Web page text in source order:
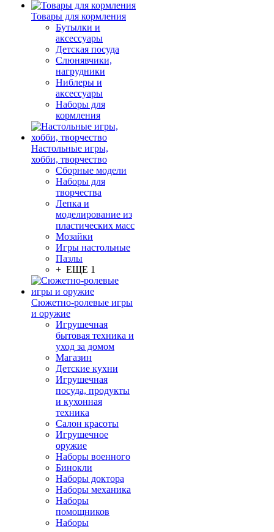
Товары для кормления
Бутылки и
аксессуары
Детская посуда
Слюнявчики,
нагрудники
Ниблеры и
аксессуары
Наборы для
кормления
Настольные игры,
хобби, творчество
Сборные модели
Наборы для
творчества
Лепка и
моделирование из
пластических масс
Мозайки
Игры настольные
Пазлы
+ ЕЩЕ 1
Сюжетно-ролевые игры
и оружие
Игрушечная
бытовая техника и
уход за домом
Магазин
Детские кухни
Игрушечная
посуда, продукты
и кухонная
техника
Салон красоты
Игрушечное
оружие
Наборы военного
Бинокли
Наборы доктора
Наборы механика
Наборы
помощников
Наборы